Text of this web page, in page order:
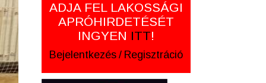
ADJA FEL LAKOSSÁGI
APRÓHIRDETÉSÉT
INGYEN ITT!
Bejelentkezés / Regisztráció